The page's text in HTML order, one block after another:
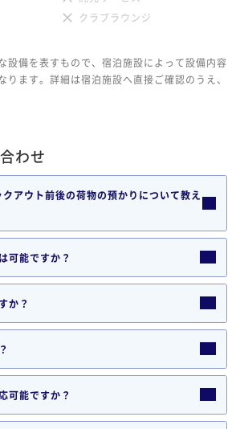
クラブラウンジ
設備を表すもので、宿泊施設によって設備内容
ります。詳細は宿泊施設へ直接ご確認のうえ、
わせ
アウト前後の荷物の預かりについて教え
可能ですか？
か？
可能ですか？